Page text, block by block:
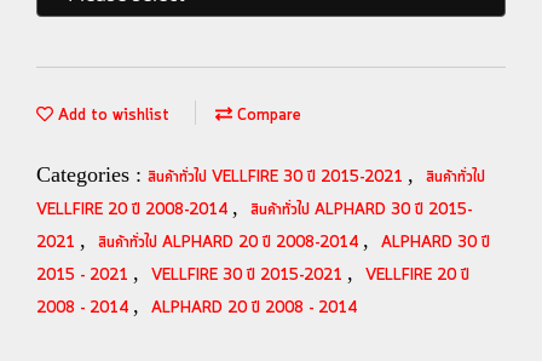
Add to wishlist Compare
Categories : สินค้าทั่วไป VELLFIRE 30 ปี 2015-2021 , สินค้าทั่วไป
VELLFIRE 20 ปี 2008-2014 , สินค้าทั่วไป ALPHARD 30 ปี 2015-
2021 , สินค้าทั่วไป ALPHARD 20 ปี 2008-2014 , ALPHARD 30 ปี
2015 - 2021 , VELLFIRE 30 ปี 2015-2021 , VELLFIRE 20 ปี
2008 - 2014 , ALPHARD 20 ปี 2008 - 2014